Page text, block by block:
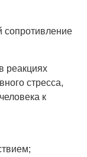
реакциях
стресса,
к